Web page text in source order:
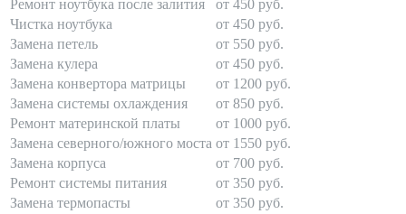
Ремонт ноутбука после залития
от 450 руб.
Чистка ноутбука
от 450 руб.
Замена петель
от 550 руб.
Замена кулера
от 450 руб.
Замена конвертора матрицы
от 1200 руб.
Замена системы охлаждения
от 850 руб.
Ремонт материнской платы
от 1000 руб.
Замена северного/южного моста от 1550 руб.
Замена корпуса
от 700 руб.
Ремонт системы питания
от 350 руб.
Замена термопасты
от 350 руб.